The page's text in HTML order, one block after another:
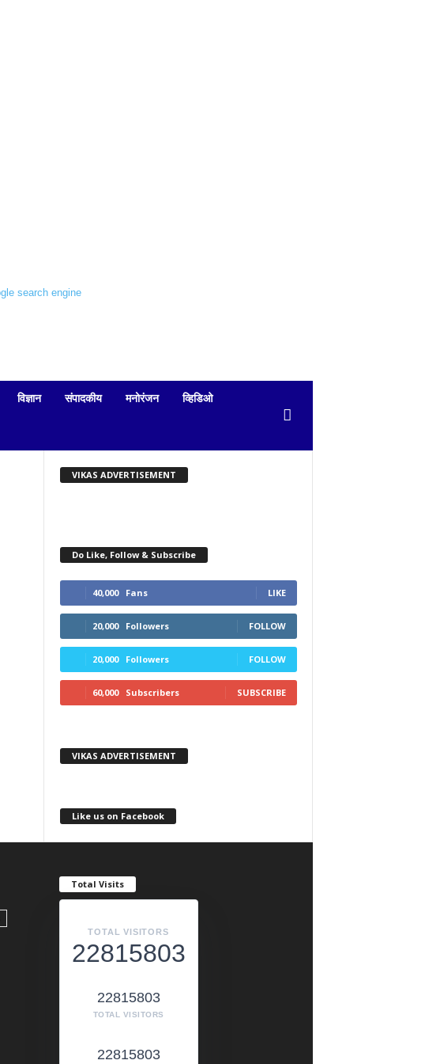
विज्ञान संपादकीय मनोरंजन व्हिडिओ
VIKAS ADVERTISEMENT
Do Like, Follow & Subscribe
40,000 Fans LIKE
20,000 Followers FOLLOW
20,000 Followers FOLLOW
60,000 Subscribers SUBSCRIBE
VIKAS ADVERTISEMENT
Like us on Facebook
Total Visits
TOTAL VISITORS
22815803
22815803
TOTAL VISITORS
22815803